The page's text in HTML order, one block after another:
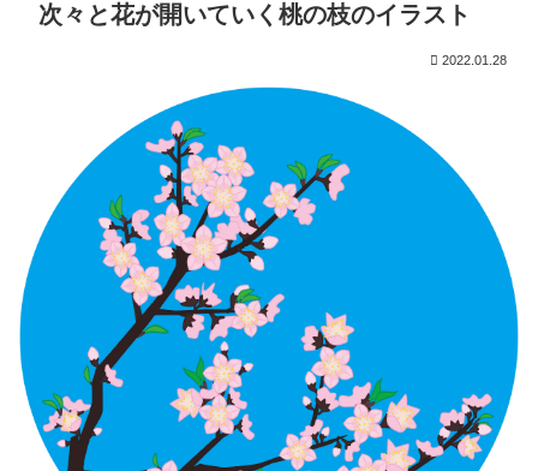
次々と花が開いていく桃の枝のイラスト
2022.01.28